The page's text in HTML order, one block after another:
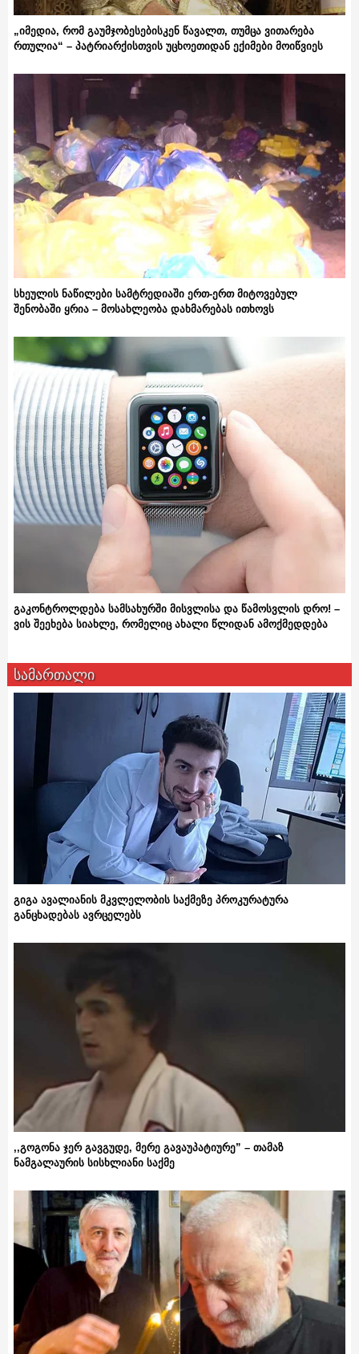
„იმედია, რომ გაუმჯობესებისკენ წავალთ, თუმცა ვითარება
რთულია“ – პატრიარქისთვის უცხოეთიდან ექიმები მოიწვიეს
სხეულის ნაწილები სამტრედიაში ერთ-ერთ მიტოვებულ
შენობაში ყრია – მოსახლეობა დახმარებას ითხოვს
გაკონტროლდება სამსახურში მისვლისა და წამოსვლის დრო! –
ვის შეეხება სიახლე, რომელიც ახალი წლიდან ამოქმედდება
სამართალი
გიგა ავალიანის მკვლელობის საქმეზე პროკურატურა
განცხადებას ავრცელებს
,,გოგონა ჯერ გავგუდე, მერე გავაუპატიურე” – თამაზ
ნამგალაურის სისხლიანი საქმე